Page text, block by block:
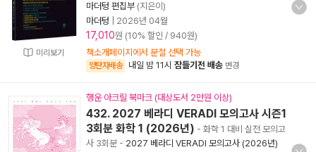
미리보기
마더텅 편집부 (지은이)
마더텅
2026년 04월
17,010원 (10% 할인 / 940원)
책소개페이지에서 분철 선택 가능
양탄자배송 내일 밤 11시 잠들기전 배송 변경
행운 아크릴 북마크 (대상도서 2만원 이상)
432. 2027 베라디 VERADI 모의고사 시즌1
3회분 화학 1 (2026년) - 화학 1 대비 실전 모의고
사 3회분 - 2027 베라디 VERADI 모의고사 (2026년)